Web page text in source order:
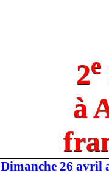
2e
à
Dimanche 26 avril